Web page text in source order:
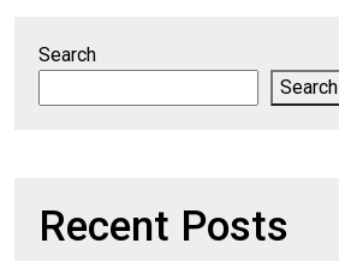
Search
Search
Recent Posts